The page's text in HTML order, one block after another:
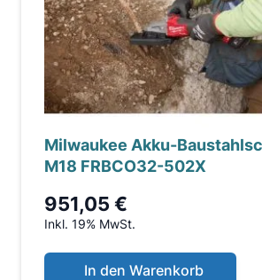
Milwaukee Akku-
M18 FRBCO32-502X
951,05 €
Inkl. 19% MwSt.
In den Warenkorb